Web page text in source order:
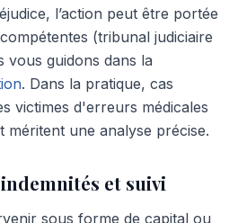
l’action peut être portée
(tribunal judiciaire
vous guidons dans la
. Dans la pratique, cas
victimes d'erreurs médicales
méritent une analyse précise.
et suivi
sous forme de capital ou